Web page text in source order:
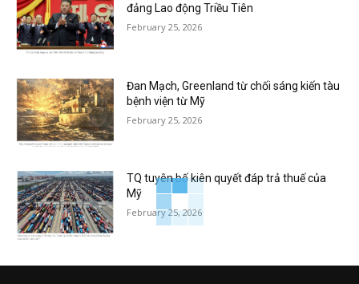
đảng Lao động Triều Tiên
February 25, 2026
Đan Mạch, Greenland từ chối sáng kiến tàu
bệnh viện từ Mỹ
February 25, 2026
TQ tuyên bố kiên quyết đáp trả thuế của
Mỹ
February 25, 2026